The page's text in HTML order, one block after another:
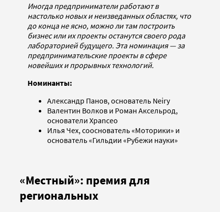
Иногда предприниматели работают в
настолько новых и неизведанных областях, что
до конца не ясно, можно ли там построить
бизнес или их проекты останутся своего рода
лабораторией будущего. Эта номинация — за
предпринимательские проекты в сфере
новейших и прорывных технологий.
Номинанты:
Александр Панов, основатель Neiry
Валентин Волков и Роман Аксельрод,
основатели Xpanceo
Илья Чех, сооснователь «Моторики» и
основатель «Гильдии «Рубежи науки»
«Местный»: премия для
региональных